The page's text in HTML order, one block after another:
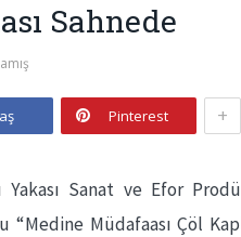
Sahnede
Pinterest +
Yakası Sanat ve Efor
“Medine Müdafaası Çöl